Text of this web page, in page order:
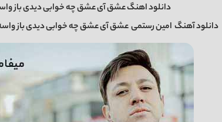
دانلود اهنگ عشق آی عشق چه خوابی دیدی باز
دانلود آهنگ امین رستمیعشق آی عشق چه خوابی دیدی باز